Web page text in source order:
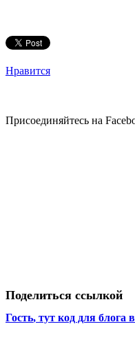
Нравится
Присоединяйтесь на
Поделиться ссылкой
Гость, тут код для